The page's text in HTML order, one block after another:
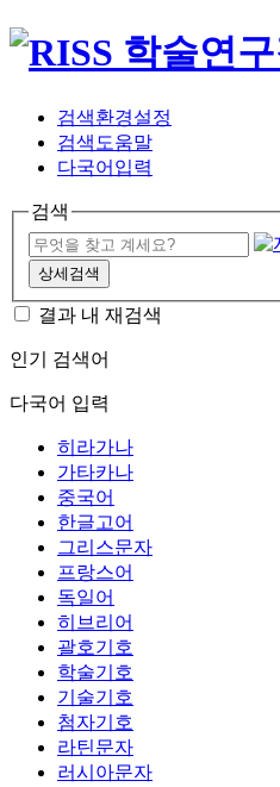
검색환경설정
검색도움말
다국어입력
검색
상세검색
결과 내 재검색
인기 검색어
다국어 입력
히라가나
가타카나
중국어
한글고어
그리스문자
프랑스어
독일어
히브리어
괄호기호
학술기호
기술기호
첨자기호
라틴문자
러시아문자